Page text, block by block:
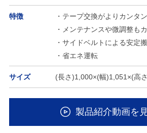
特徴
・テープ交換がよりカンタ
・メンテナンスや微調整も
・サイドベルトによる安定
・省エネ運転
サイズ (長さ)1,000×(幅)1,051×(高
製品紹介動画を